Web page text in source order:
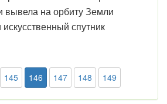
вывела на орбиту Земли
спутник
145 146 147 148 149